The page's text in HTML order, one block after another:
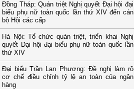
Đồng Tháp: Quán triệt Nghị quyết Đại hội đại
biểu phụ nữ toàn quốc lần thứ XIV đến cán
bộ Hội các cấp
Hà Nội: Tổ chức quán triệt, triển khai Nghị
quyết Đại hội đại biểu phụ nữ toàn quốc lần
thứ XIV
Đại biểu Trần Lan Phương: Đề nghị làm rõ
cơ chế điều chỉnh tỷ lệ an toàn của ngân
hàng